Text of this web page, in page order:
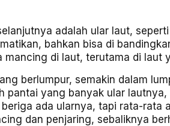
adalah ular laut,
bahkan bisa di
di laut, terutama di laut
berlumpur, semakin dalam
pantai yang banyak ular
ada ularnya, tapi rata-rata
dan penjaring, sebaliknya